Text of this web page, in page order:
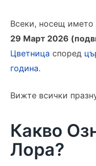
Всеки, носещ името
29 Март 2026
Цветница според
година.
Вижте всички
Какво
Лора?